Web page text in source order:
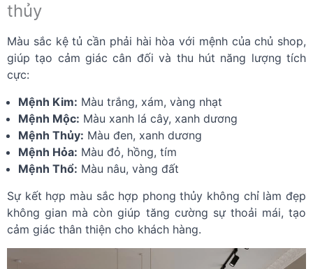
thủy
Màu sắc kệ tủ cần phải hài hòa với mệnh của chủ shop,
giúp tạo cảm giác cân đối và thu hút năng lượng tích
cực:
Mệnh Kim: Màu trắng, xám, vàng nhạt
Mệnh Mộc: Màu xanh lá cây, xanh dương
Mệnh Thủy: Màu đen, xanh dương
Mệnh Hỏa: Màu đỏ, hồng, tím
Mệnh Thổ: Màu nâu, vàng đất
Sự kết hợp màu sắc hợp phong thủy không chỉ làm đẹp
không gian mà còn giúp tăng cường sự thoải mái, tạo
cảm giác thân thiện cho khách hàng.